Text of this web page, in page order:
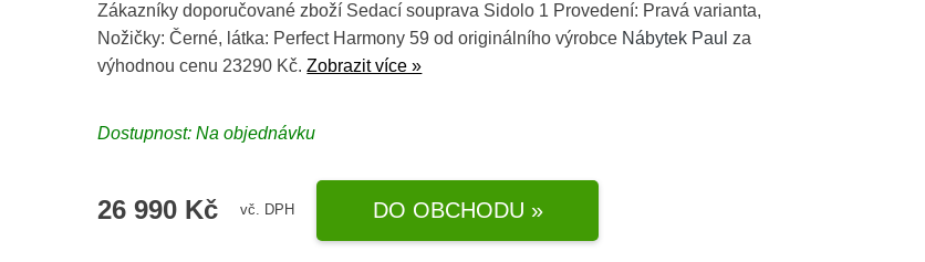
Zákazníky doporučované zboží Sedací souprava Sidolo 1 Provedení: Pravá varianta,
Nožičky: Černé, látka: Perfect Harmony 59 od originálního výrobce Nábytek Paul za
výhodnou cenu 23290 Kč.Zobrazit více »
Dostupnost: Na objednávku
26 990 Kč vč. DPH DO OBCHODU »